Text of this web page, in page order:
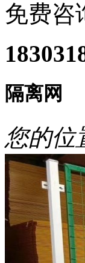
免费咨
隔离网
您的位